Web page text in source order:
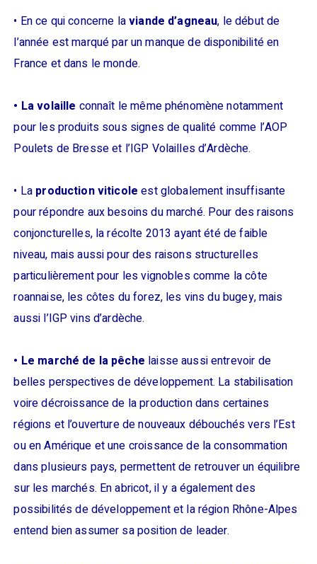
• En ce qui concerne laviande d’agneau, le début de
l’année est marqué par un manque de disponibilité en
France et dans le monde.
• La volaille connaît le même phénomène notamment
pour les produits sous signes de qualité comme l’AOP
Poulets de Bresse et l’IGP Volailles d’Ardèche.
• La production viticole est globalement insuffisante
pour répondre aux besoins du marché. Pour des raisons
conjoncturelles, la récolte 2013 ayant été de faible
niveau, mais aussi pour des raisons structurelles
particulièrement pour les vignobles comme la côte
roannaise, les côtes du forez, les vins du bugey, mais
aussi l’IGP vins d’ardèche.
• Le marché de la pêche laisse aussi entrevoir de
belles perspectives de développement. La stabilisation
voire décroissance de la production dans certaines
régions et l’ouverture de nouveaux débouchés vers l’Est
ou en Amérique et une croissance de la consommation
dans plusieurs pays, permettent de retrouver un équilibre
sur les marchés. En abricot, il y a également des
possibilités de développement et la région Rhône-Alpes
entend bien assumer sa position de leader.